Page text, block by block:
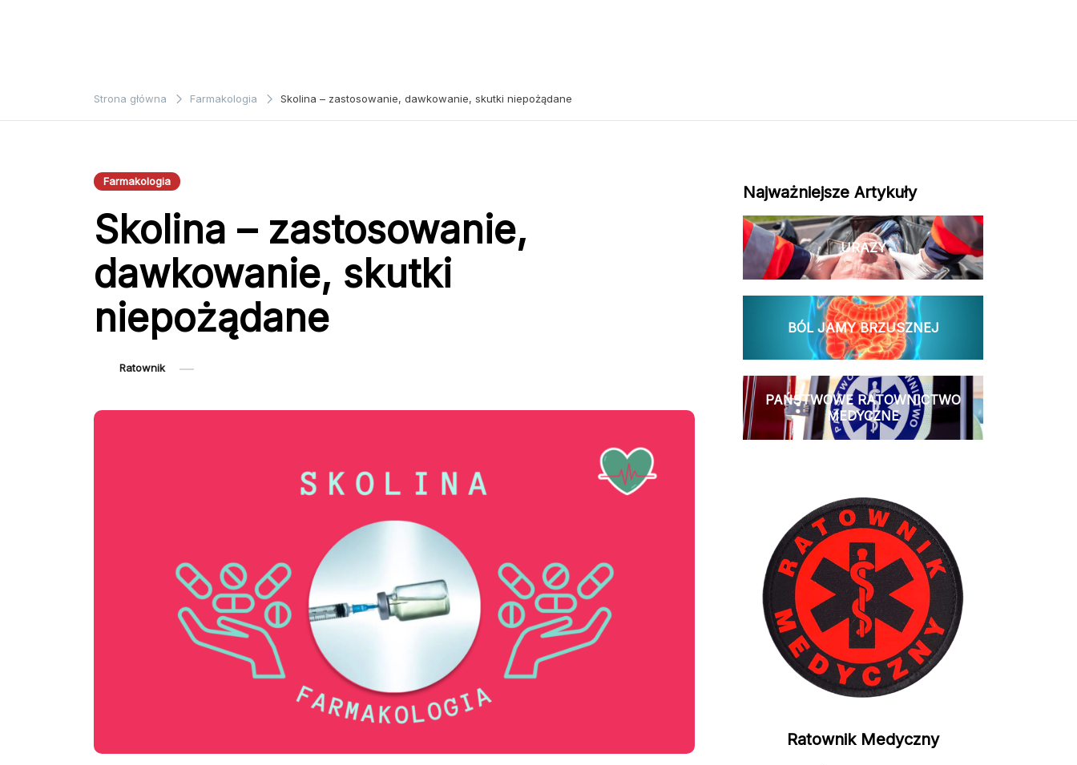
Strona główna Farmakologia Skolina – zastosowanie, dawkowanie, skutki niepożądane
Farmakologia
Skolina – zastosowanie,
dawkowanie, skutki
niepożądane
Ratownik
Najważniejsze Artykuły
URAZY
BÓL JAMY BRZUSZNEJ
PAŃSTWOWE RATOWNICTWO
MEDYCZNE
Ratownik Medyczny